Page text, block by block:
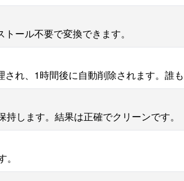
ール不要で変換できます。
れ、1時間後に自動削除されます。誰
します。結果は正確でクリーンです。